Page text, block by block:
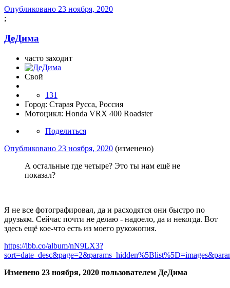
Опубликовано 23 ноября, 2020
;
ДеДима
часто заходит
Свой
131
Город: Старая Русса, Россия
Мотоцикл: Honda VRX 400 Roadster
Поделиться
Опубликовано 23 ноября, 2020 (изменено)
А остальные где четыре? Это ты нам ещё не
показал?
Я не все фотографировал, да и расходятся они быстро по
друзьям. Сейчас почти не делаю - надоело, да и некогда. Вот
здесь ещё кое-что есть из моего рукожопия.
https://ibb.co/album/nN9LX3?
Изменено 23 ноября, 2020 пользователем ДеДима